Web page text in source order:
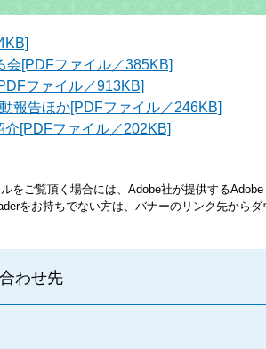
会[PDFファイル／385KB]
ファイル／913KB]
報告ほか[PDFファイル／246KB]
[PDFファイル／202KB]
をご覧頂く場合には、Adobe社が提供する
をお持ちでない方は、バナーのリンク先からダ
わせ先